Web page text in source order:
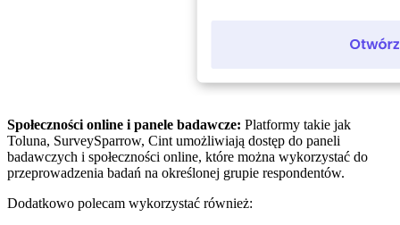
Społeczności online i panele badawcze: Platformy takie jak
Toluna, SurveySparrow, Cint umożliwiają dostęp do paneli
badawczych i społeczności online, które można wykorzystać do
przeprowadzenia badań na określonej grupie respondentów.
Dodatkowo polecam wykorzystać również: